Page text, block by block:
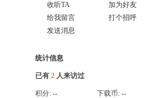
收听TA
加为好友
给我留言
打个招呼
发送消息
统计信息
已有 2 人来访过
积分: -- 下载币: --